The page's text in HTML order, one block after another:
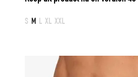
S M L XL XXL